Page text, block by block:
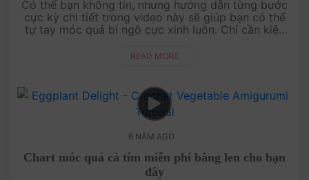
Có thể bạn không tin, nhưng hướng dẫn từng bước
cực kỳ chi tiết trong video này sẽ giúp bạn có thể
tự tay móc quả bí ngô cực xinh luôn. Chỉ cần kiên
READ MORE
6 NĂM AGO
Chart móc quả cà tím miễn phí bằng len cho bạn
đây